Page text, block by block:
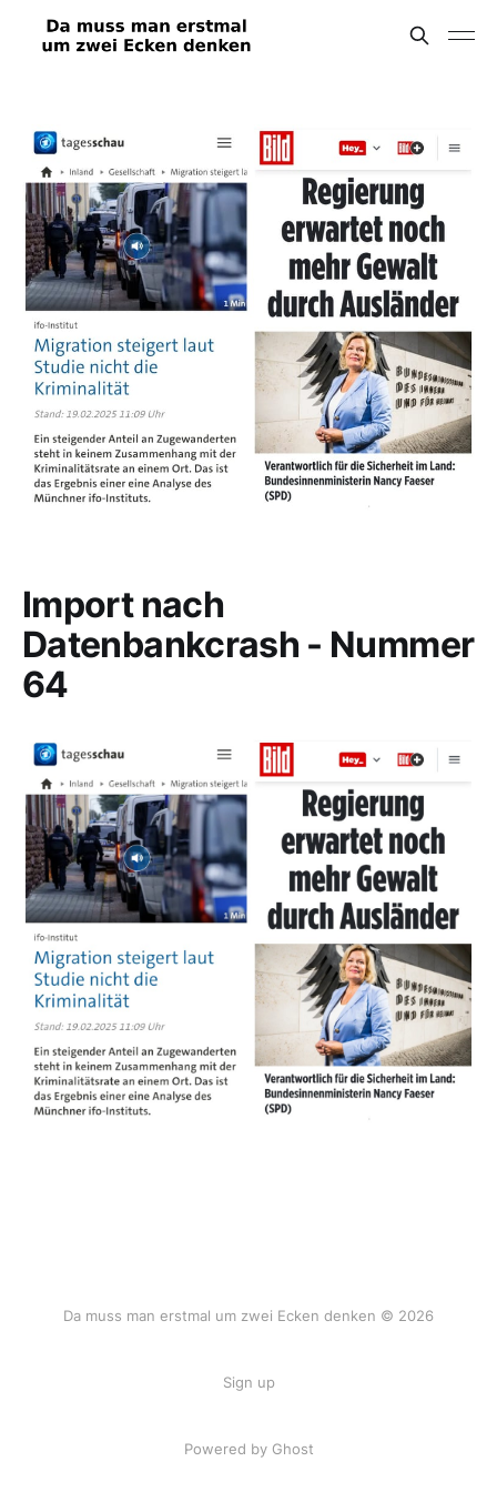
Import nach
Datenbankcrash - Nummer
64
Da muss man erstmal um zwei Ecken denken © 2026
Sign up
Powered by Ghost